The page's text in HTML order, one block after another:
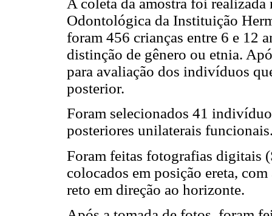
A coleta da amostra foi
Odontológica da Instituição
foram 456 crianças entre 6 e 12
distinção de gênero ou etnia.
para avaliação dos indivíduos
posterior.
Foram selecionados 41
posteriores unilaterais
Foram feitas fotografias digitais
colocados em posição ereta,
reto em direção ao horizonte.